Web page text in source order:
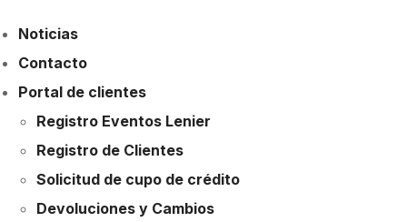
Noticias
Contacto
Portal de clientes
Registro Eventos Lenier
Registro de Clientes
Solicitud de cupo de crédito
Devoluciones y Cambios